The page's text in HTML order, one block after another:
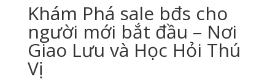
Khám Phá sale bđs cho
người mới bắt đầu – Nơi
Giao Lưu và Học Hỏi Thú
Vị